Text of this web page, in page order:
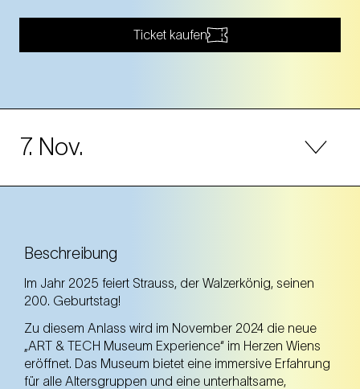
Ticket kaufen
7. Nov.
10.00 Uhr – 18.00 Uhr
Di
10.00 Uhr – 18.00 Uhr
Mi
10.00 Uhr – 18.00 Uhr
Beschreibung
Im Jahr 2025 feiert Strauss, der Walzerkönig, seinen
200. Geburtstag!
Zu diesem Anlass wird im November 2024 die neue
„ART & TECH Museum Experience“ im Herzen Wiens
eröffnet. Das Museum bietet eine immersive Erfahrung
für alle Altersgruppen und eine unterhaltsame,